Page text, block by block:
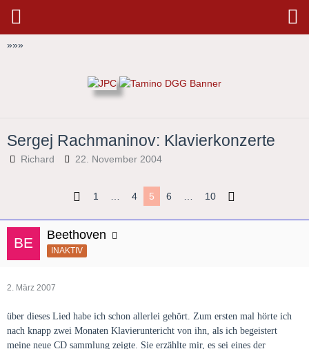
»»»
Sergej Rachmaninov: Klavierkonzerte
Richard 22. November 2004
1 … 4 5 6 … 10
Beethoven
INAKTIV
2. März 2007
über dieses Lied habe ich schon allerlei gehört. Zum ersten mal hörte ich
nach knapp zwei Monaten Klavieruntericht von ihn, als ich begeistert
meine neue CD sammlung zeigte. Sie erzählte mir, es sei eines der